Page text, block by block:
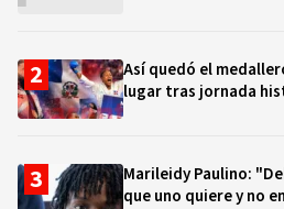
Así quedó el
lugar tras jornada
Marileidy Paulino:
que uno quiere y no